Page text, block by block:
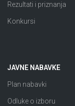
Rezultati i priznanja
Konkursi
JAVNE NABAVKE
Plan nabavki
Odluke o izboru